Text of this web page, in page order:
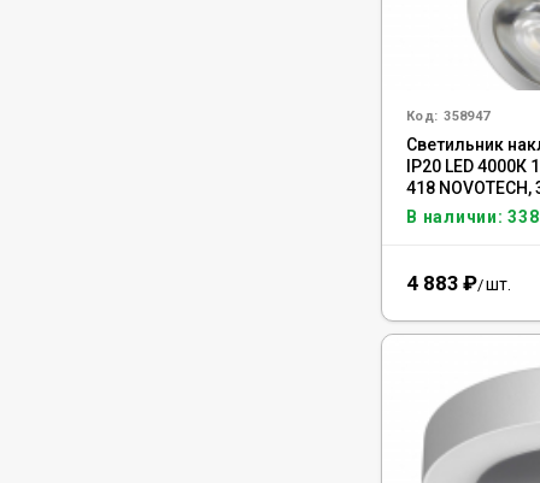
Код: 358947
Светильник
IP20 LED 4000К
418 NOVOTECH,
В наличии:
4 883 ₽/шт.